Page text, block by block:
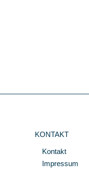
KONTAKT
Kontakt
Impressum